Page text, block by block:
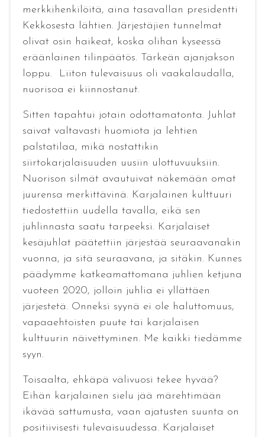
merkkihenkilöitä, aina tasavallan presidentti
Kekkosesta lähtien. Järjestäjien tunnelmat
olivat osin haikeat, koska olihan kyseessä
eräänlainen tilinpäätös. Tärkeän ajanjakson
loppu. Liiton tulevaisuus oli vaakalaudalla,
nuorisoa ei kiinnostanut.
Sitten tapahtui jotain odottamatonta. Juhlat
saivat valtavasti huomiota ja lehtien
palstatilaa, mikä nostattikin
siirtokarjalaisuuden uusiin ulottuvuuksiin.
Nuorison silmät avautuivat näkemään omat
juurensa merkittävinä. Karjalainen kulttuuri
tiedostettiin uudella tavalla, eikä sen
juhlinnasta saatu tarpeeksi. Karjalaiset
kesäjuhlat päätettiin järjestää seuraavanakin
vuonna, ja sitä seuraavana, ja sitäkin. Kunnes
päädymme katkeamattomana juhlien ketjuna
vuoteen 2020, jolloin juhlia ei yllättäen
järjestetä. Onneksi syynä ei ole haluttomuus,
vapaaehtoisten puute tai karjalaisen
kulttuurin näivettyminen. Me kaikki tiedämme
syyn.
Toisaalta, ehkäpä välivuosi tekee hyvää?
Eihän karjalainen sielu jää märehtimään
ikävää sattumusta, vaan ajatusten suunta on
positiivisesti tulevaisuudessa. Karjalaiset